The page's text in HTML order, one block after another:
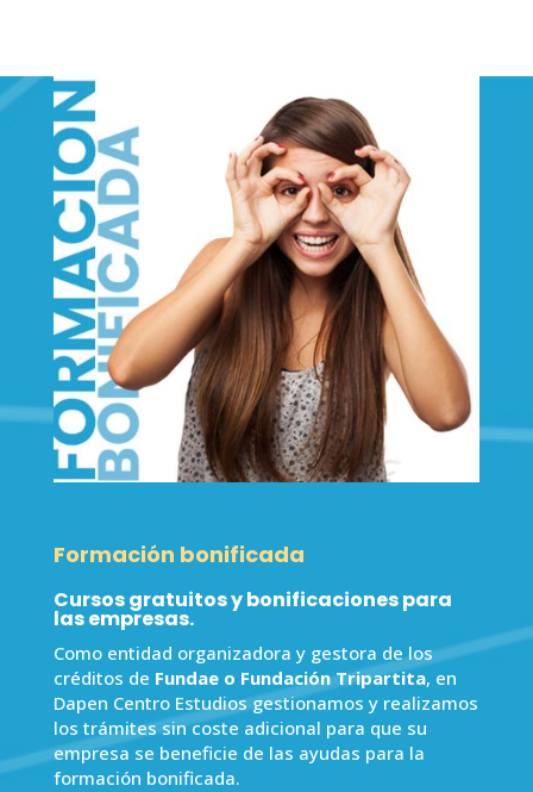
Formación bonificada
Cursos gratuitos y bonificaciones para
las empresas.
Como entidad organizadora y gestora de los
créditos de Fundae o Fundación Tripartita, en
Dapen Centro Estudios gestionamos y realizamos
los trámites sin coste adicional para que su
empresa se beneficie de las ayudas para la
formación bonificada.